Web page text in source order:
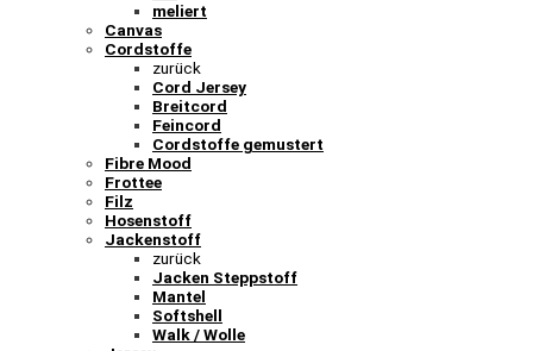
meliert
Canvas
Cordstoffe
zurück
Cord Jersey
Breitcord
Feincord
Cordstoffe gemustert
Fibre Mood
Frottee
Filz
Hosenstoff
Jackenstoff
zurück
Jacken Steppstoff
Mantel
Softshell
Walk / Wolle